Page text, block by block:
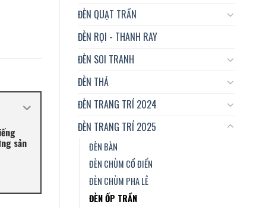
ĐÈN QUẠT TRẦN
ĐÈN RỌI - THANH RAY
ĐÈN SOI TRANH
ĐÈN THẢ
ĐÈN TRANG TRÍ 2024
ĐÈN TRANG TRÍ 2025
ĐÈN BÀN
ĐÈN CHÙM CỔ ĐIỂN
ĐÈN CHÙM PHA LÊ
ĐÈN ỐP TRẦN
sản